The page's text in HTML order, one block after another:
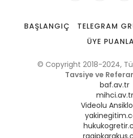
BAŞLANGIÇ TELEGRAM
ÜYE
© Copyright 2018-2024,
Tavsiye ve
baf.av.tr
mihci.av.tr
Videolu